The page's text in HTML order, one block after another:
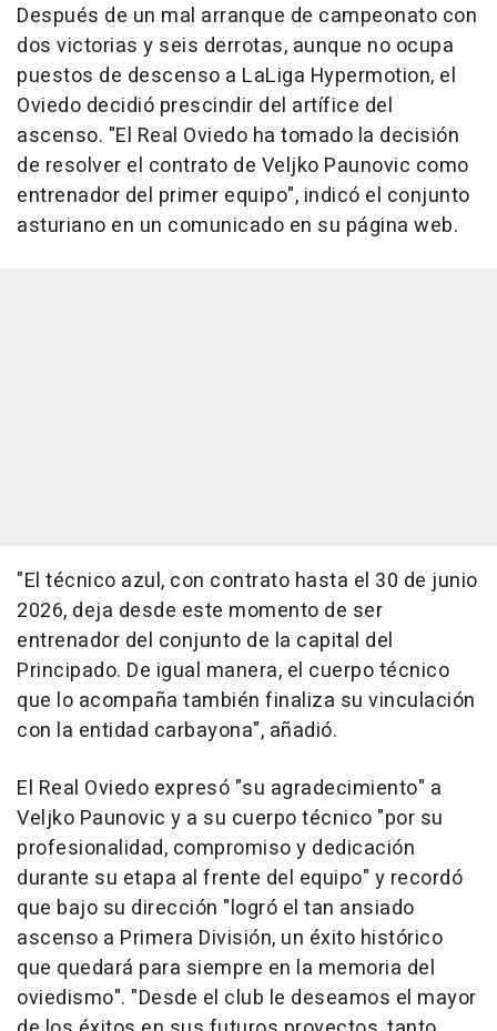
Después de un mal arranque de campeonato con
dos victorias y seis derrotas, aunque no ocupa
puestos de descenso a LaLiga Hypermotion, el
Oviedo decidió prescindir del artífice del
ascenso. "El Real Oviedo ha tomado la decisión
de resolver el contrato de Veljko Paunovic como
entrenador del primer equipo", indicó el conjunto
asturiano en un comunicado en su página web.
"El técnico azul, con contrato hasta el 30 de junio
2026, deja desde este momento de ser
entrenador del conjunto de la capital del
Principado. De igual manera, el cuerpo técnico
que lo acompaña también finaliza su vinculación
con la entidad carbayona", añadió.
El Real Oviedo expresó "su agradecimiento" a
Veljko Paunovic y a su cuerpo técnico "por su
profesionalidad, compromiso y dedicación
durante su etapa al frente del equipo" y recordó
que bajo su dirección "logró el tan ansiado
ascenso a Primera División, un éxito histórico
que quedará para siempre en la memoria del
oviedismo". "Desde el club le deseamos el mayor